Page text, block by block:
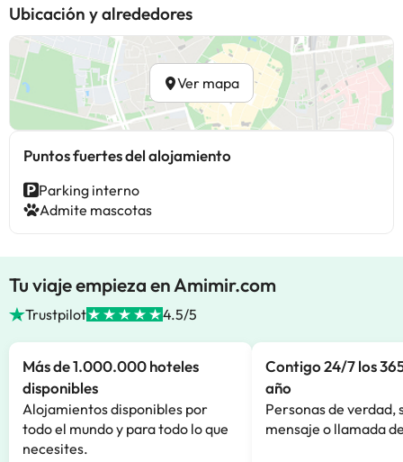
Ubicación y alrededores
Ver mapa
Puntos fuertes del alojamiento
Parking interno
Admite mascotas
Tu viaje empieza en Amimir.com
Trustpilot 4.5/5
Más de 1.000.000 hoteles
disponibles
Alojamientos disponibles por
todo el mundo y para todo lo que
necesites.
Contigo 24/7 los
año
Personas de verdad,
mensaje o llamada